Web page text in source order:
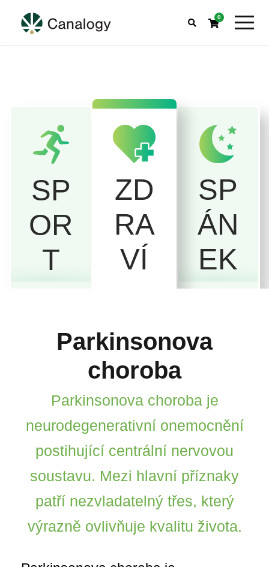
0
SP
OR
T
ZD
RA
VÍ
SP
ÁN
EK
Parkinsonova
choroba
Parkinsonova choroba je
neurodegenerativní onemocnění
postihující centrální nervovou
soustavu. Mezi hlavní příznaky
patří nezvladatelný třes, který
výrazně ovlivňuje kvalitu života.